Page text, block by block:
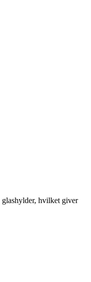
glashylder, hvilket giver